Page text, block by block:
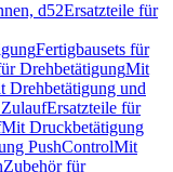
d52Ersatzteile für
Fertigbausets für
DrehbetätigungMit
Drehbetätigung und
Ersatzteile für
Mit Druckbetätigung
PushControlMit
Zubehör für